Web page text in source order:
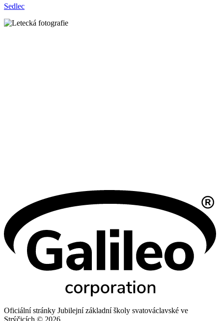
Sedlec
Oficiální stránky Jubilejní základní školy svatováclavské ve